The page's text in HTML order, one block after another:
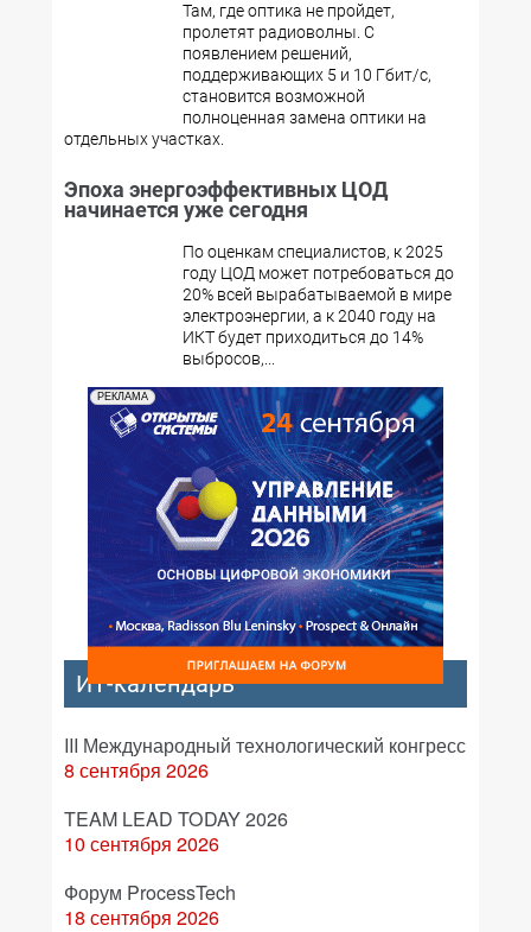
Там, где оптика не пройдет,
пролетят радиоволны. С
появлением решений,
поддерживающих 5 и 10 Гбит/с,
становится возможной
полноценная замена оптики на
отдельных участках.
Эпоха энергоэффективных ЦОД
начинается уже сегодня
По оценкам специалистов, к 2025
году ЦОД может потребоваться до
20% всей вырабатываемой в мире
электроэнергии, а к 2040 году на
ИКТ будет приходиться до 14%
выбросов,...
РЕКЛАМА
ИТ-календарь
III Международный технологический конгресс
8 сентября 2026
TEAM LEAD TODAY 2026
10 сентября 2026
Форум ProcessTech
18 сентября 2026